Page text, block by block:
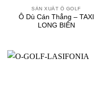
SẢN XUẤT Ô GOLF
Ô Dù Cán Thẳng – TAXI
LONG BIÊN